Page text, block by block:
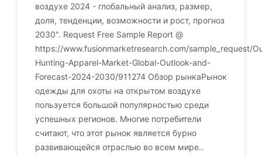
воздухе 2024 - глобальный анализ, размер,
доля, тенденции, возможности и рост, прогноз
2030". Request Free Sample Report @
https://www.fusionmarketresearch.com/sample_request/
Hunting-Apparel-Market-Global-Outlook-and-
Forecast-2024-2030/911274 Обзор рынкаРынок
одежды для охоты на открытом воздухе
пользуется большой популярностью среди
успешных регионов. Многие потребители
считают, что этот рынок является бурно
развивающейся отраслью во всем мире..